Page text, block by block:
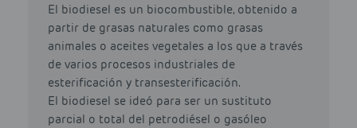
El biodiesel es un biocombustible, obtenido a
partir de grasas naturales como grasas
animales o aceites vegetales a los que a través
de varios procesos industriales de
esterificación y transesterificación.
El biodiesel se ideó para ser un sustituto
parcial o total del petrodiésel o gasóleo